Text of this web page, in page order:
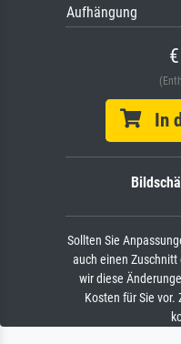
Aufhängung
In
Sollten Sie
auch einen
wir diese
Kosten für Sie vor.